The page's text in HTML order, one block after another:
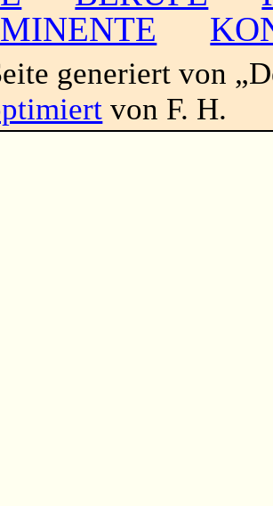
generiert von
von F. H.